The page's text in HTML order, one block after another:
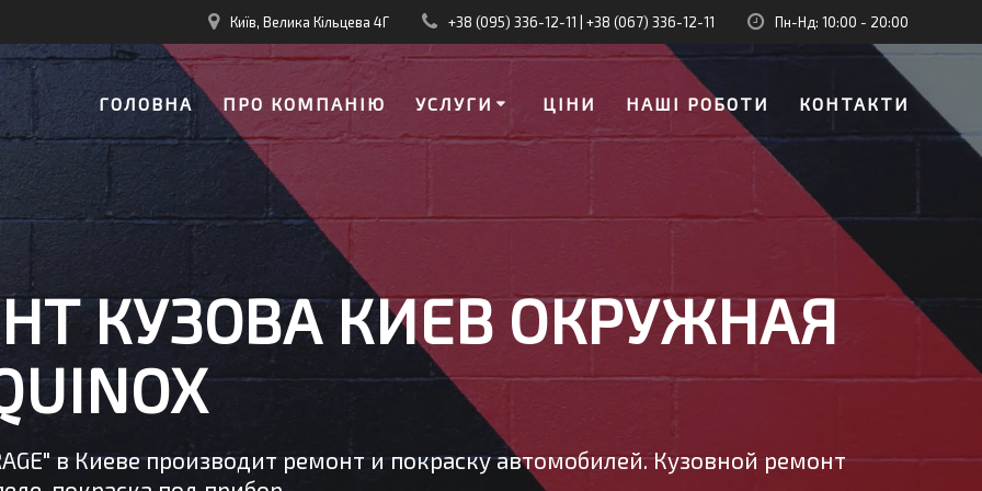
Київ, Велика Кільцева 4Г +38 (095) 336-12-11 +38 (067) 336-12-11 Пн-Нд: 10:00 - 20:00
ГОЛОВНА ПРО КОМПАНІЮ УСЛУГИ ЦІНИ НАШІ РОБОТИ КОНТАКТИ
КУЗОВА КИЕВ ОКРУЖНАЯ
в Киеве производит ремонт и покраску автомобилей. Кузовной ремонт